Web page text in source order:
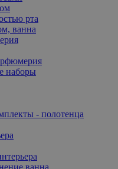
рта
ванна
наборы
- полотенца
ванна